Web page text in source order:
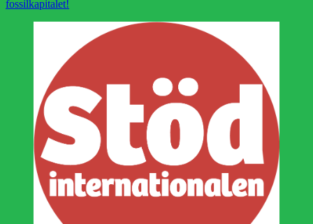
inlägg:
fossilkapitalet!